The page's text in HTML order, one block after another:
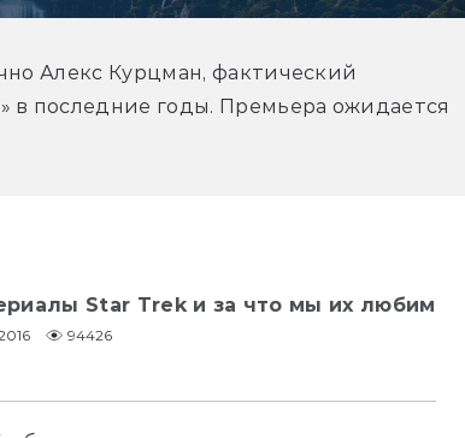
Алекс Курцман, фактический
в последние годы. Премьера ожидается
Star Trek и за что мы их любим
94426